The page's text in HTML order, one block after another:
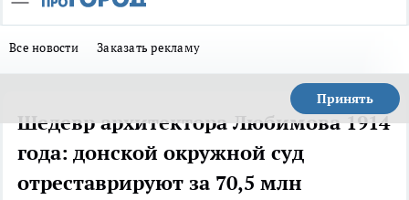
Все новости Заказать рекламу
Принять
Шедевр архитектора Любимова 1914
года: донской окружной суд
отреставрируют за 70,5 млн